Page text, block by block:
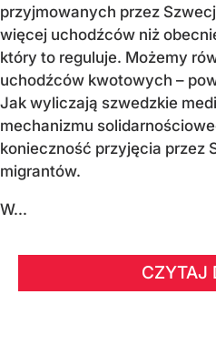
przyjmowanych przez
więcej uchodźców niż
który to reguluje. Możemy
uchodźców kwotowych –
Jak wyliczają szwedzkie
mechanizmu
konieczność przyjęcia przez
migrantów.
W...
CZYTAJ